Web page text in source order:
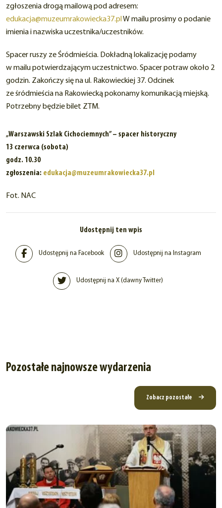
zgłoszenia drogą mailową pod adresem:
edukacja@muzeumrakowiecka37.pl W mailu prosimy o podanie
imienia i nazwiska uczestnika/uczestników.
Spacer ruszy ze Śródmieścia. Dokładną lokalizację podamy
w mailu potwierdzającym uczestnictwo. Spacer potraw około 2
godzin. Zakończy się na ul. Rakowieckiej 37. Odcinek
ze śródmieścia na Rakowiecką pokonamy komunikacją miejską.
Potrzebny będzie bilet ZTM.
„Warszawski Szlak Cichociemnych” – spacer historyczny
13 czerwca (sobota)
godz. 10.30
zgłoszenia: edukacja@muzeumrakowiecka37.pl
Fot. NAC
Udostępnij ten wpis
Udostępnij na Facebook Udostępnij na Instagram
Udostępnij na X (dawny Twitter)
Pozostałe najnowsze wydarzenia
Zobacz pozostałe